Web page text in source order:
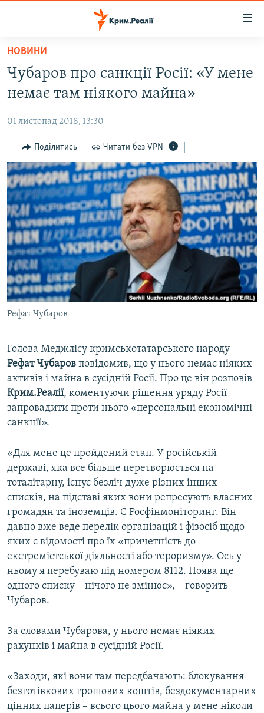
Перейти
основного
матеріалу
до
навігації
Перейти
до
пошуку
НОВИНИ
ВОДА.КРИМ
ПОЛІТИКА
БЛОГИ
ПОГЛЯД
ІНТЕРВ'Ю
ВСЕ ЗА ДЕНЬ
СПЕЦПРОЕКТИ
ДЕПОРТАЦІЯ
ВІДЕОУРОКИ «ELIFBE»
СВІДЧЕННЯ ОКУПАЦІЇ
УКРАЇНСЬКА ПРОБЛЕМА КРИМУ
ЯК ОБІЙТИ БЛОКУВАННЯ
Русский
Qırımtatar
Усі сайти RFE/RL
НОВИНИ
Чубаров про санкції Росії: «У мене
немає там ніякого майна»
01 листопад 2018, 13:30
Поділитись Читати без VPN
Рефат Чубаров
Голова Меджлісу кримськотатарського народу
Рефат Чубаров повідомив, що у нього немає ніяких
активів і майна в сусідній Росії. Про це він розповів
Крим.Реалії, коментуючи рішення уряду Росії
запровадити проти нього «персональні економічні
санкції».
«Для мене це пройдений етап. У російській
державі, яка все більше перетворюється на
тоталітарну, існує безліч дуже різних інших
списків, на підставі яких вони репресують власних
громадян та іноземців. Є Росфінмоніторинг. Він
давно вже веде перелік організацій і фізосіб щодо
яких є відомості про їх «причетність до
екстремістської діяльності або тероризму». Ось у
ньому я перебуваю під номером 8112. Поява ще
одного списку – нічого не змінює», – говорить
Чубаров.
За словами Чубарова, у нього немає ніяких
рахунків і майна в сусідній Росії.
«Заходи, які вони там передбачають: блокування
безготівкових грошових коштів, бездокументарних
цінних паперів – всього цього майна у мене ніколи